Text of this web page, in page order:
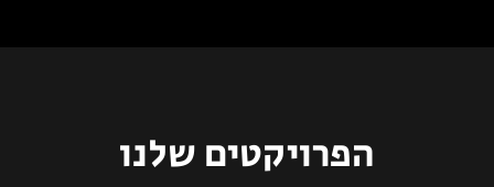
הפרויקטים שלנו